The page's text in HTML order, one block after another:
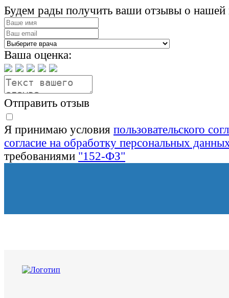
Будем рады получить ваши отзывы о нашей
Ваша оценка:
Отправить отзыв
Я принимаю условия пользовательского
согласие на обработку персональных
требованиями "152-ФЗ"